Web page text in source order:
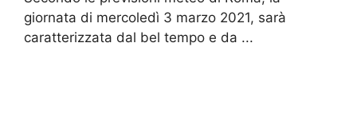
giornata di mercoledì 3 marzo 2021, sarà
caratterizzata dal bel tempo e da ...